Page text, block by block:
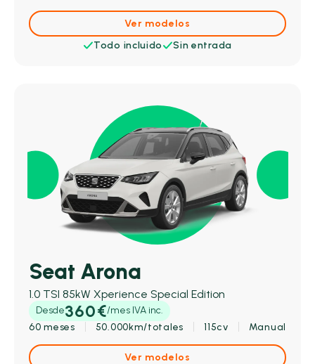
Ver modelos
Todo incluido
Sin entrada
Seat Arona
1.0 TSI 85kW Xperience Special Edition
Desde360€/mes IVA inc.
60 meses
50.000km/totales 115cv Manual
Ver modelos